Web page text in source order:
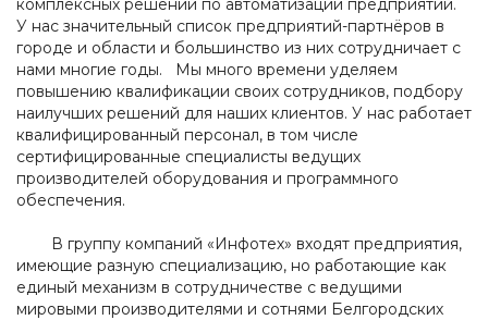
комплексных решений по автоматизации предприятий.
У нас значительный список предприятий-партнёров в
городе и области и большинство из них сотрудничает с
нами многие годы. Мы много времени уделяем
повышению квалификации своих сотрудников, подбору
наилучших решений для наших клиентов. У нас работает
квалифицированный персонал, в том числе
сертифицированные специалисты ведущих
производителей оборудования и программного
обеспечения.
В группу компаний «Инфотех» входят предприятия,
имеющие разную специализацию, но работающие как
единый механизм в сотрудничестве с ведущими
мировыми производителями и сотнями Белгородских